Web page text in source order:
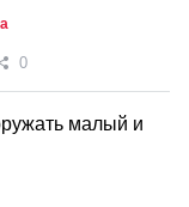
0
малый и